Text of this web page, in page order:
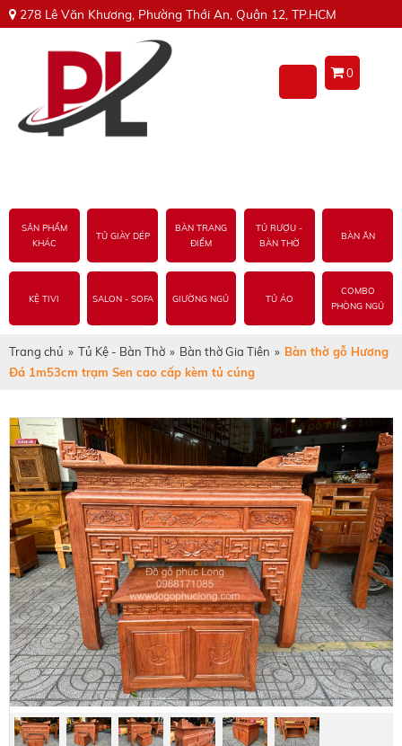
278 Lê Văn Khương, Phường Thới An, Quận 12, TP.HCM
0
SẢN PHẨM
KHÁC
TỦ GIÀY DÉP
BÀN TRANG
ĐIỂM
TỦ RƯỢU -
BÀN THỜ
BÀN ĂN
KỆ TIVI SALON - SOFA GIƯỜNG NGỦ TỦ ÁO
COMBO
PHÒNG NGỦ
Trang chủ » Tủ Kệ - Bàn Thờ » Bàn thờ Gia Tiên » Bàn thờ gỗ Hương
Đá 1m53cm trạm Sen cao cấp kèm tủ cúng